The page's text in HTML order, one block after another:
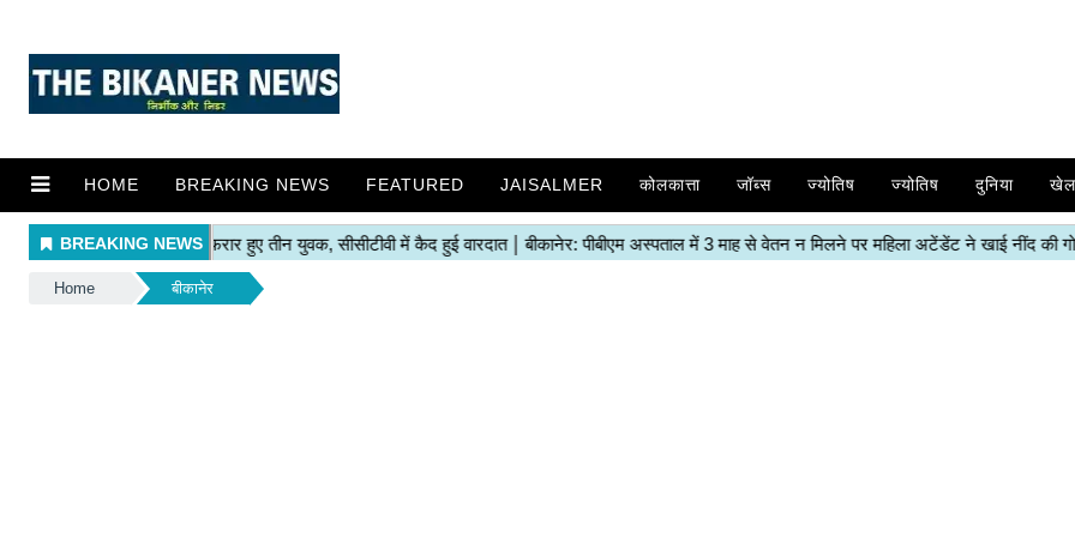
HOME BREAKING NEWS FEATURED JAISALMER कोलकात्ता जॉब्स ज्योतिष ज्योतिष दुनिया खेल
Home बीकानेर